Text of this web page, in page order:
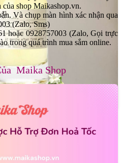
Le Labo Lys 41 EDP
EDPlà một mùi hương hoa trắng
shop Maikashop.vn.
Và chụp màn hình xác nhận qua
(Zalo, Sms)
hoặc 0928757003 (Zalo, Gọi trực
trong quá trình mua sắm online.
Maika Shop